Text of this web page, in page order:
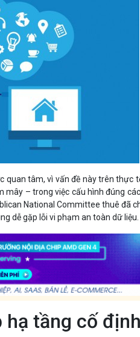
quan tâm, vì vấn đề này trên thực
mây – trong việc cấu hình đúng
National Committee thuê đã
dễ gặp lỗi vi phạm an toàn dữ liệu.
tầng cố